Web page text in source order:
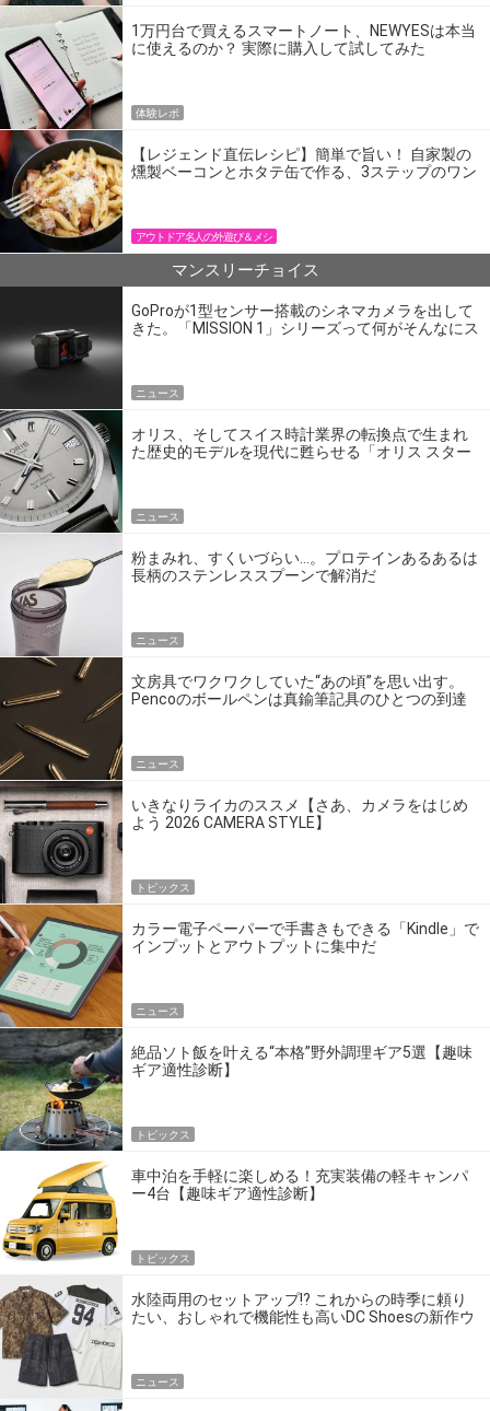
1万円台で買えるスマートノート、NEWYESは本当
に使えるのか？ 実際に購入して試してみた
体験レポ
【レジェンド直伝レシピ】簡単で旨い！ 自家製の
燻製ベーコンとホタテ缶で作る、3ステップのワン
アウトドア名人の外遊び＆メシ
マンスリーチョイス
GoProが1型センサー搭載のシネマカメラを出して
きた。「MISSION 1」シリーズって何がそんなにス
ニュース
オリス、そしてスイス時計業界の転換点で生まれ
た歴史的モデルを現代に甦らせる「オリス スター
ニュース
粉まみれ、すくいづらい…。プロテインあるあるは
長柄のステンレススプーンで解消だ
ニュース
文房具でワクワクしていた“あの頃”を思い出す。
Pencoのボールペンは真鍮筆記具のひとつの到達
ニュース
いきなりライカのススメ【さあ、カメラをはじめ
よう 2026 CAMERA STYLE】
トピックス
カラー電子ペーパーで手書きもできる「Kindle」で
インプットとアウトプットに集中だ
ニュース
絶品ソト飯を叶える“本格”野外調理ギア5選【趣味
ギア適性診断】
トピックス
車中泊を手軽に楽しめる！充実装備の軽キャンパ
ー4台【趣味ギア適性診断】
トピックス
水陸両用のセットアップ!? これからの時季に頼り
たい、おしゃれで機能性も高いDC Shoesの新作ウ
ニュース